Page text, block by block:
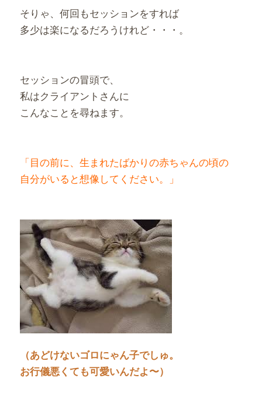
そりゃ、何回もセッションをすれば
多少は楽になるだろうけれど・・・。
セッションの冒頭で、
私はクライアントさんに
こんなことを尋ねます。
「目の前に、生まれたばかりの赤ちゃんの頃の
自分がいると想像してください。」
（あどけないゴロにゃん子でしゅ。
お行儀悪くても可愛いんだよ〜）